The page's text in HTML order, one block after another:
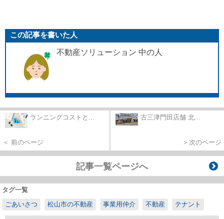
この記事を書いた人
不動産ソリューション 中の人
ランニングコストと...
＜ 前のページ
古三津門田店舗 北...
＞次のページ
記事一覧ページへ
タグ一覧
ごあいさつ
松山市の不動産 事業用仲介 不動産 テナント